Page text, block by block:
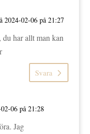
2024-02-06 på 21:27
har allt man kan
Svara
06 på 21:28
Jag